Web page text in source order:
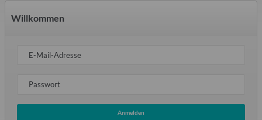
Willkommen
E-Mail-Adresse
Passwort
Anmelden